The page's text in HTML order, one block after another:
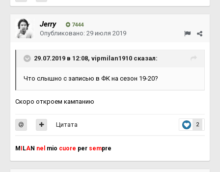
Jerry 7444
Опубликовано: 29 июля 2019
29.07.2019 в 12:08, vipmilan1910 сказал:
Что слышно с записью в ФК на сезон 19-20?
Скоро откроем кампанию
2
Цитата
M LAN nel mio cuore per sempre